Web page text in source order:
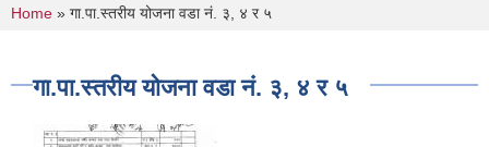
You are here
Home » गा.पा.स्तरीय योजना वडा नं. ३, ४ र ५
गा.पा.स्तरीय योजना वडा नं. ३, ४ र ५